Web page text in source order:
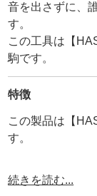
音を出さずに、
す。
この工具は【
駒です。
特徴
この製品は【
す。
【HASI HATO】
です。
続きを読む...